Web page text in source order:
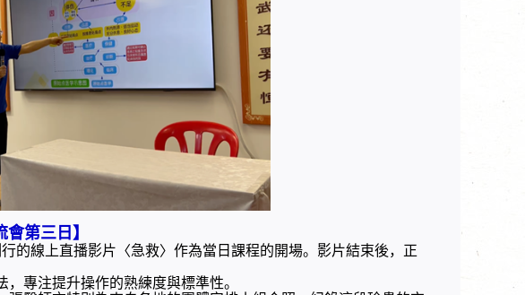
會第三日】
的線上直播影片〈急救〉作為當日課程的開場。影片結束後，正
專注提升操作的熟練度與標準性。